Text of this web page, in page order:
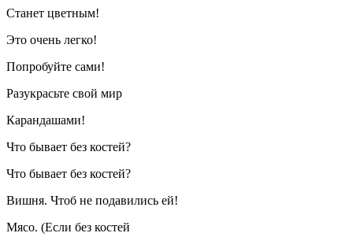
Станет цветным!
Это очень легко!
Попробуйте сами!
Разукрасьте свой мир
Карандашами!
Что бывает без костей?
Что бывает без костей?
Вишня. Чтоб не подавились ей!
Мясо. (Если без костей